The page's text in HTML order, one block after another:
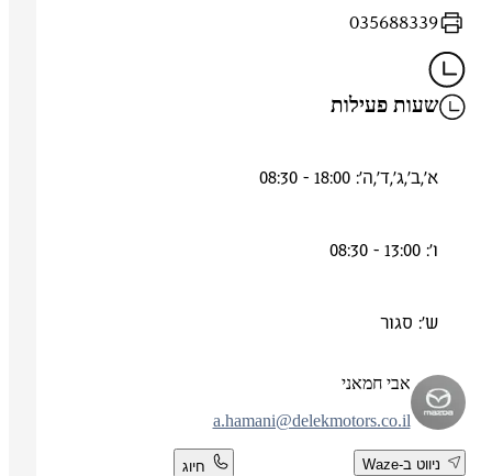
035688339
שעות פעילות
א',ב',ג',ד',ה': 18:00 - 08:30
ש': סגור
אבי חמאני
a.hamani@delekmotors.co.il
ניווט ב-Waze חיוג